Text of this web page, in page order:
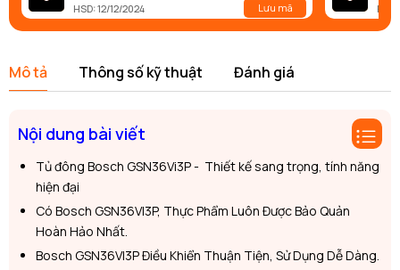
HSD: 12/12/2024 Lưu mã
Mô tả Thông số kỹ thuật Đánh giá
Nội dung bài viết
Tủ đông Bosch GSN36Vi3P - Thiết kế sang trọng, tính năng
hiện đại
Có Bosch GSN36VI3P, Thực Phẩm Luôn Được Bảo Quản
Hoàn Hảo Nhất.
Bosch GSN36VI3P Điều Khiển Thuận Tiện, Sử Dụng Dễ Dàng.